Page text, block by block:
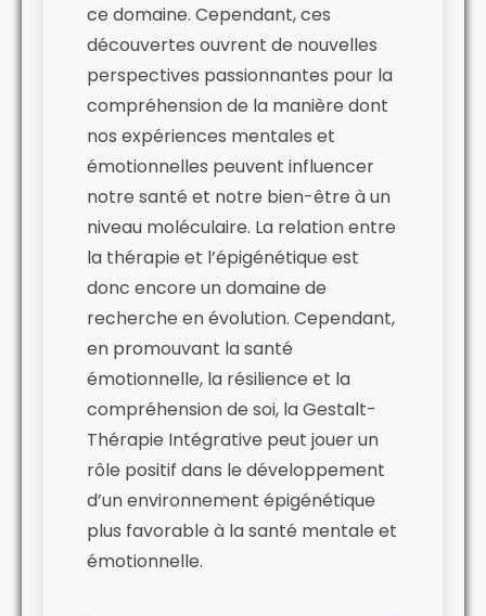
ce domaine. Cependant, ces
découvertes ouvrent de nouvelles
perspectives passionnantes pour la
compréhension de la manière dont
nos expériences mentales et
émotionnelles peuvent influencer
notre santé et notre bien-être à un
niveau moléculaire. La relation entre
la thérapie et l’épigénétique est
donc encore un domaine de
recherche en évolution. Cependant,
en promouvant la santé
émotionnelle, la résilience et la
compréhension de soi, la Gestalt-
Thérapie Intégrative peut jouer un
rôle positif dans le développement
d’un environnement épigénétique
plus favorable à la santé mentale et
émotionnelle.